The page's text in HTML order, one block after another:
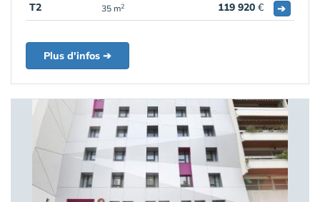
T2 35 m2 119 920 € ➔
Plus d'infos ➔